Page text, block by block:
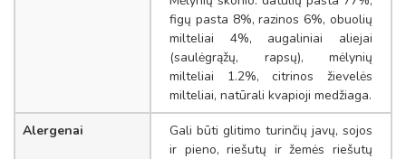
figų pasta 8%, razinos 6%, obuolių
milteliai 4%, augaliniai aliejai
(saulėgrąžų, rapsų), mėlynių
milteliai 1.2%, citrinos žievelės
milteliai, natūrali kvapioji medžiaga.
Alergenai
Gali būti glitimo turinčių javų, sojos
ir pieno, riešutų ir žemės riešutų